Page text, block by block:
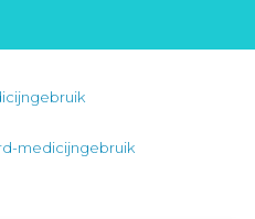
medicijngebruik